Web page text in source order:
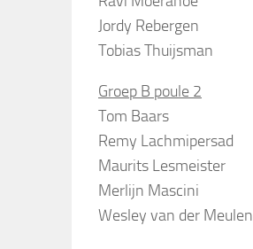
Jordy Rebergen
Tobias Thuijsman
Groep B poule 2
Tom Baars
Remy Lachmipersad
Maurits Lesmeister
Merlijn Mascini
Wesley van der Meulen